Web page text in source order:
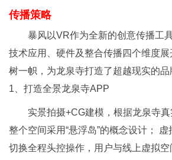
传播策略
暴风以VR作为全新的创意传播工具
技术应用、硬件及整合传播四个维度
树一帜，为龙泉寺打造了超越现实的品
1、打造全景龙泉寺APP
实景拍摄+CG建模，根据龙泉寺真
整个空间采用“悬浮岛”的概念设计；
切换全程头控操作，用户与线上虚拟空